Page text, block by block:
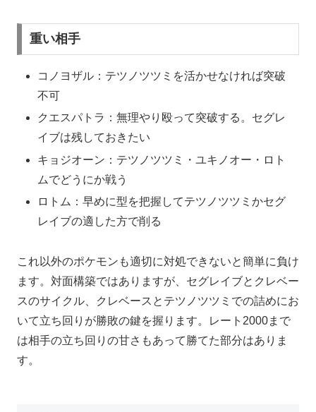
重い相手
コノヨザル：テツノツツミを活かせなければ突破
不可
クエスパトラ：無理やり殴って突破する。セグレ
イブは残しておきたい
キョジオーン：テツノツツミ・ユキノオー・ロト
ムでどうにか戦う
ロトム：早めに型を把握してテツノツツミかセグ
レイブの適した方で削る
これ以外のポケモンも適切に対処できないと簡単に負け
ます。対面構築ではありますが、セグレイブとクレベー
スのサイクル、クレベースとテツノツツミでの詰めにお
いて立ち回りが勝敗の鍵を握ります。レート2000まで
は相手の立ち回りの甘さもあって勝てた部分はありま
す。